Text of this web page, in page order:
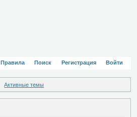
Правила Поиск Регистрация Войти
Активные темы